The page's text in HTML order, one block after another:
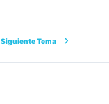
Siguiente Tema